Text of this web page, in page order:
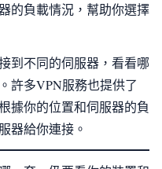
的負載情況，幫助你選擇
到不同的伺服器，看看哪
許多VPN服務也提供了
據你的位置和伺服器的負
器給你連接。